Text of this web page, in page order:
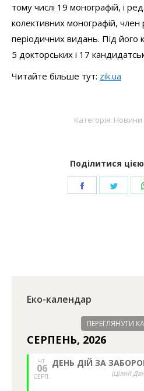
тому числі 19 монографій, і
колективних монографій, член
періодичних видань. Під
5 докторських і 17
Читайте більше тут: zik.ua
Категорія: Новини
Поділитися
Share
Share
Еко-календар
ПЕРЕГЛЯНУТИ
СЕРПЕНЬ, 2026
ЧТ.
06
СЕРП.
ДЕНЬ ДІЙ ЗА
(Цілий